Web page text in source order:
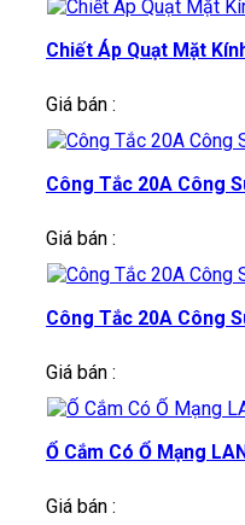
Chiết Áp Quạt Mặt
Giá bán :
Công Tắc 20A Công
Giá bán :
Công Tắc 20A Công
Giá bán :
Ổ Cắm Có Ổ Mạng
Giá bán :